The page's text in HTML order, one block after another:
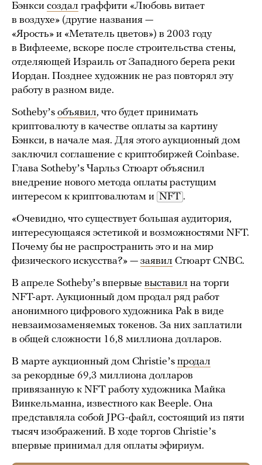
Бэнкси создал граффити «Любовь витает
в воздухе» (другие названия —
«Ярость» и «Метатель цветов») в 2003 году
в Вифлееме, вскоре после строительства стены,
отделяющей Израиль от Западного берега реки
Иордан. Позднее художник не раз повторял эту
работу в разном виде.
Sothebyʼs объявил, что будет принимать
криптовалюту в качестве оплаты за картину
Бэнкси, в начале мая. Для этого аукционный дом
заключил соглашение с криптобиржей Coinbase.
Глава Sothebyʼs Чарльз Стюарт объяснил
внедрение нового метода оплаты растущим
интересом к криптовалютам и NFT .
«Очевидно, что существует большая аудитория,
интересующаяся эстетикой и возможностями NFT.
Почему бы не распространить это и на мир
физического искусства?» — заявил Стюарт CNBC.
В апреле Sothebyʼs впервые выставил на торги
NFT-арт. Аукционный дом продал ряд работ
анонимного цифрового художника Pak в виде
невзаимозаменяемых токенов. За них заплатили
в общей сложности 16,8 миллиона долларов.
В марте аукционный дом Christieʼs продал
за рекордные 69,3 миллиона долларов
привязанную к NFT работу художника Майка
Винкельманна, известного как Beeple. Она
представляла собой JPG-файл, состоящий из пяти
тысяч изображений. В ходе торгов Christieʼs
впервые принимал для оплаты эфириум.